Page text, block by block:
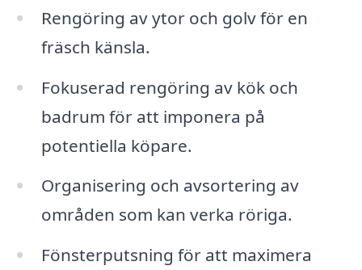
Rengöring av ytor och golv för en
fräsch känsla.
Fokuserad rengöring av kök och
badrum för att imponera på
potentiella köpare.
Organisering och avsortering av
områden som kan verka röriga.
Fönsterputsning för att maximera